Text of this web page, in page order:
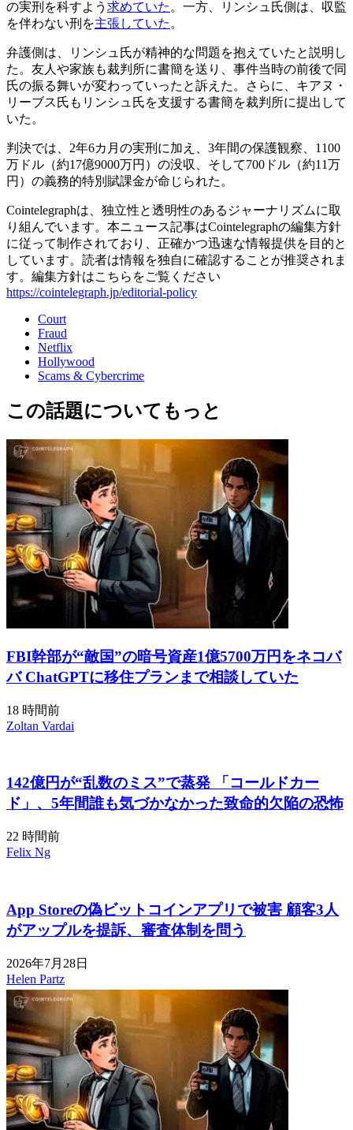
の実刑を科すよう 求めていた 。一方、リンシュ氏側は、収監
を伴わない刑を主張していた 。
弁護側は、リンシュ氏が精神的な問題を抱えていたと説明し
た。友人や家族も裁判所に書簡を送り、事件当時の前後で同
氏の振る舞いが変わっていったと訴えた。さらに、キアヌ・
リーブス氏もリンシュ氏を支援する書簡を裁判所に提出して
いた。
判決では、2年6カ月の実刑に加え、3年間の保護観察、1100
万ドル（約17億9000万円）の没収、そして700ドル（約11万
円）の義務的特別賦課金が命じられた。
Cointelegraphは、独立性と透明性のあるジャーナリズムに取
り組んでいます。本ニュース記事はCointelegraphの編集方針
に従って制作されており、正確かつ迅速な情報提供を目的と
しています。読者は情報を独自に確認することが推奨されま
す。編集方針はこちらをご覧ください
https://cointelegraph.jp/editorial-policy
Court
Fraud
Netflix
Hollywood
Scams & Cybercrime
この話題についてもっと
FBI幹部が“敵国”の暗号資産1億5700万円をネコバ
バ ChatGPTに移住プランまで相談していた
18 時間前
Zoltan Vardai
142億円が“乱数のミス”で蒸発 「コールドカー
ド」、5年間誰も気づかなかった致命的欠陥の恐怖
22 時間前
Felix Ng
App Storeの偽ビットコインアプリで被害 顧客3人
がアップルを提訴、審査体制を問う
2026年7月28日
Helen Partz